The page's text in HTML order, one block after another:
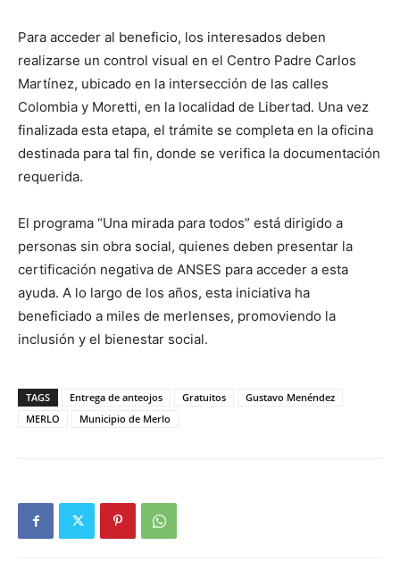
Para acceder al beneficio, los interesados deben
realizarse un control visual en el Centro Padre Carlos
Martínez, ubicado en la intersección de las calles
Colombia y Moretti, en la localidad de Libertad. Una vez
finalizada esta etapa, el trámite se completa en la oficina
destinada para tal fin, donde se verifica la documentación
requerida.
El programa “Una mirada para todos” está dirigido a
personas sin obra social, quienes deben presentar la
certificación negativa de ANSES para acceder a esta
ayuda. A lo largo de los años, esta iniciativa ha
beneficiado a miles de merlenses, promoviendo la
inclusión y el bienestar social.
TAGS Entrega de anteojos Gratuitos
Gustavo Menéndez
MERLO
Municipio de Merlo